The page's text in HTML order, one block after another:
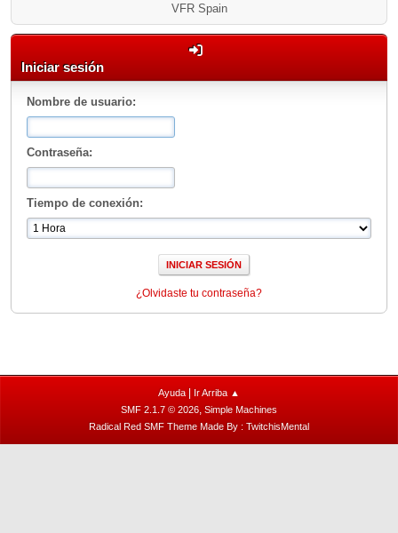
VFR Spain
Iniciar sesión
Nombre de usuario:
Contraseña:
Tiempo de conexión:
¿Olvidaste tu contraseña?
Ayuda
Ir Arriba ▲
SMF 2.1.7 © 2026, Simple Machines
Radical Red SMF Theme Made By : TwitchisMental